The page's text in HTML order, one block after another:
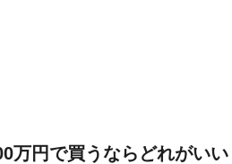
円で買うならどれがいい